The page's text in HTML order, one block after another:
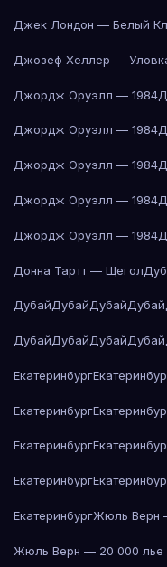
Джек Лондон — Белый
Джозеф Хеллер —
Джордж Оруэлл — 1984
Джордж Оруэлл — 1984
Джордж Оруэлл — 1984
Джордж Оруэлл — 1984
Джордж Оруэлл — 1984
Донна Тартт — Щегол
ДубайДубайДубайДубай
ДубайДубайДубайДубай
Екатеринбург
Екатеринбург
Екатеринбург
Екатеринбург
ЕкатеринбургЖюль Верн
Жюль Верн — 20 000 лье